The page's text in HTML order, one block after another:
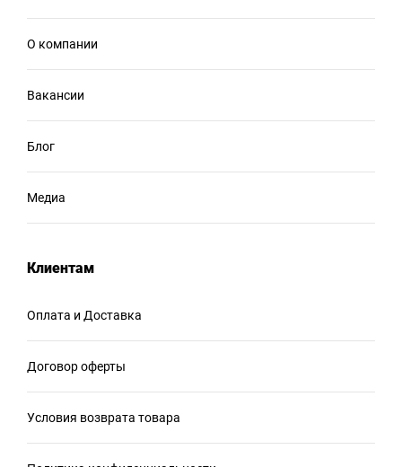
О компании
Вакансии
Блог
Медиа
Клиентам
Оплата и Доставка
Договор оферты
Условия возврата товара